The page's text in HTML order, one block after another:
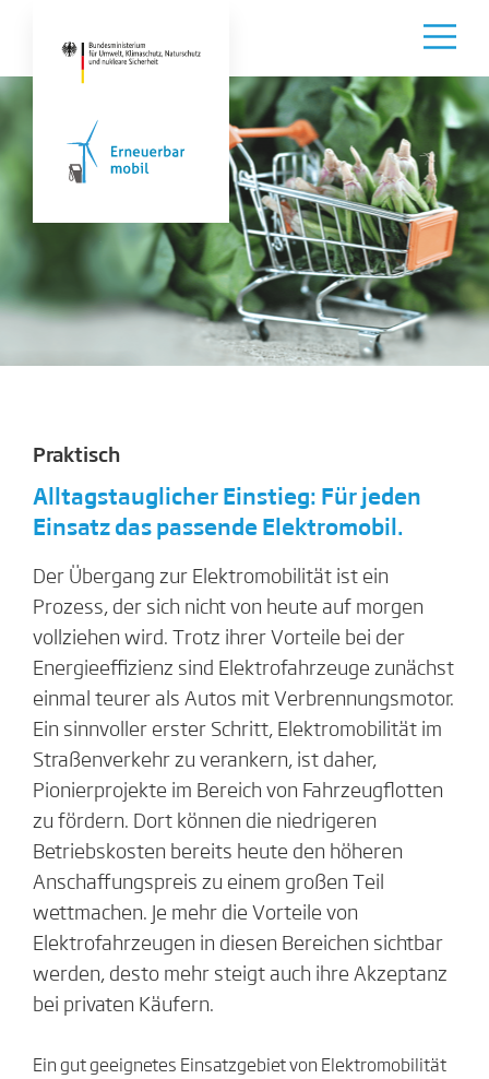
Praktisch
Alltagstauglicher Einstieg: Für jeden
Einsatz das passende Elektromobil.
Der Übergang zur Elektromobilität ist ein
Prozess, der sich nicht von heute auf morgen
vollziehen wird. Trotz ihrer Vorteile bei der
Energieeffizienz sind Elektrofahrzeuge zunächst
einmal teurer als Autos mit Verbrennungsmotor.
Ein sinnvoller erster Schritt, Elektromobilität im
Straßenverkehr zu verankern, ist daher,
Pionierprojekte im Bereich von Fahrzeugflotten
zu fördern. Dort können die niedrigeren
Betriebskosten bereits heute den höheren
Anschaffungspreis zu einem großen Teil
wettmachen. Je mehr die Vorteile von
Elektrofahrzeugen in diesen Bereichen sichtbar
werden, desto mehr steigt auch ihre Akzeptanz
bei privaten Käufern.
Ein gut geeignetes Einsatzgebiet von Elektromobilität